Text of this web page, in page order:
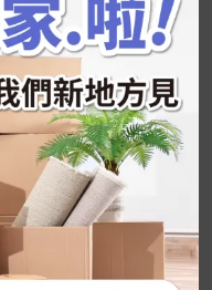
戚、朋友們一起分
元健康伴手禮
解析＋停藥後體重
快樂執行的！6 個